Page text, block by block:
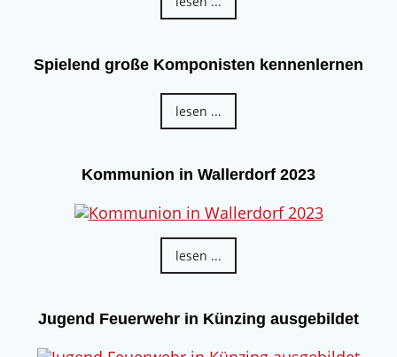
Spielend große Komponisten kennenlernen
lesen ...
Kommunion in Wallerdorf 2023
lesen ...
Jugend Feuerwehr in Künzing ausgebildet